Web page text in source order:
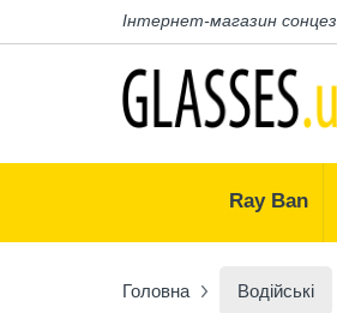
Інтернет-магазин
Ray Ban
Головна Водійські